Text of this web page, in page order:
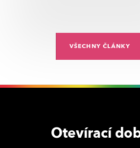
VŠECHNY ČLÁNKY
Otevírací